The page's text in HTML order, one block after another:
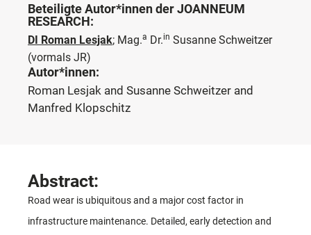
Beteiligte Autor*innen der JOANNEUM
RESEARCH:
DI Roman Lesjak; Mag.a Dr.in Susanne Schweitzer
(vormals JR)
Autor*innen:
Roman Lesjak and Susanne Schweitzer and
Manfred Klopschitz
Abstract:
Road wear is ubiquitous and a major cost factor in
infrastructure maintenance. Detailed, early detection and